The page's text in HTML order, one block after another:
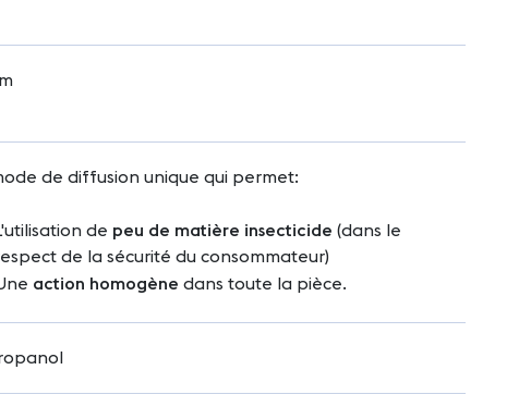
de diffusion unique qui permet:
de peu de matière insecticide (dans le
de la sécurité du consommateur)
action homogène dans toute la pièce.